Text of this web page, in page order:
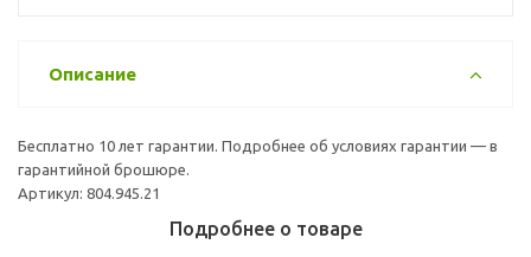
Описание
Бесплатно 10 лет гарантии. Подробнее об условиях гарантии — в
гарантийной брошюре.
Артикул: 804.945.21
Подробнее о товаре